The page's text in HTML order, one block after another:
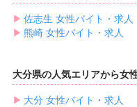
▶︎ 佐志生 女性バイト・求人
▶︎ 熊崎 女性バイト・求人
大分県の人気エリアから女
▶︎ 大分 女性バイト・求人